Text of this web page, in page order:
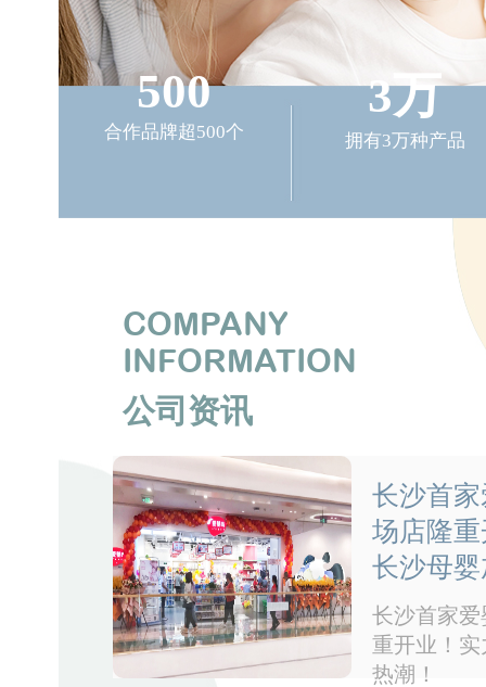
500
合作品牌超500个
3万
拥有3万种产品
COMPANY
INFORMATION
公司资讯
长沙首
场店隆
长沙母
长沙首家
重开业！
热潮！